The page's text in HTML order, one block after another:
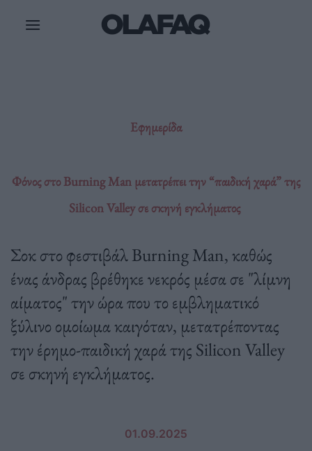
Εφημερίδα
Φόνος στο Burning Man μετατρέπει την “παιδική χαρά” της
Silicon Valley σε σκηνή εγκλήματος
Σοκ στο φεστιβάλ Burning Man, καθώς
ένας άνδρας βρέθηκε νεκρός μέσα σε "λίμνη
αίματος" την ώρα που το εμβληματικό
ξύλινο ομοίωμα καιγόταν, μετατρέποντας
την έρημο-παιδική χαρά της Silicon Valley
σε σκηνή εγκλήματος.
01.09.2025